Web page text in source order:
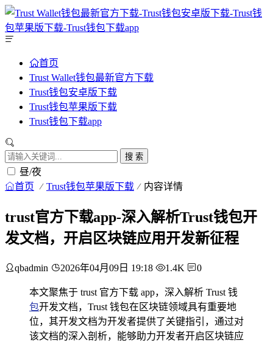
首页
Trust Wallet钱包最新官方下载
Trust钱包安卓版下载
Trust钱包苹果版下载
Trust钱包下载app
搜 索
昼/夜
首页 Trust钱包苹果版下载 内容详情
trust官方下载app-深入解析Trust钱包开
发文档，开启区块链应用开发新征程
qbadmin 2026年04月09日 19:18 1.4K 0
本文聚焦于 trust 官方下载 app，深入解析 Trust 钱
包开发文档，Trust 钱包在区块链领域具有重要地
位，其开发文档为开发者提供了关键指引，通过对
该文档的深入剖析，能够助力开发者开启区块链应